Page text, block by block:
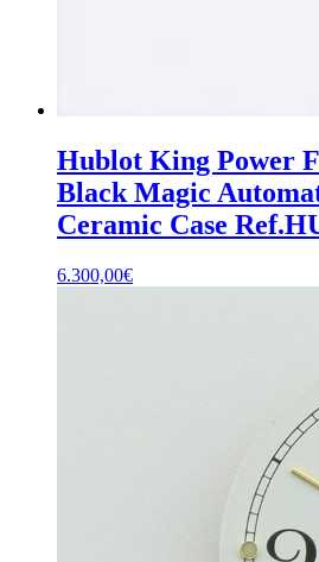
Hublot King Power
Black Magic
Ceramic Case
6.300,00€